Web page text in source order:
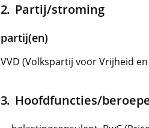
Partij/stroming
partij(en)
VVD (Volkspartij voor Vrijheid
Hoofdfuncties/